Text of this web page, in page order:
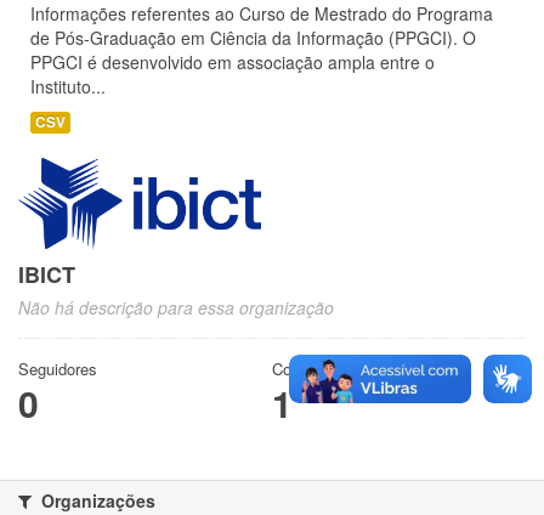
Informações referentes ao Curso de Mestrado do Programa
de Pós-Graduação em Ciência da Informação (PPGCI). O
PPGCI é desenvolvido em associação ampla entre o
Instituto...
CSV
IBICT
Não há descrição para essa organização
Seguidores
0
Conjuntos de dados
1
Organizações